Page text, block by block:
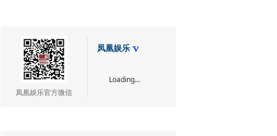
凤凰娱乐官方微信
凤凰娱乐
Loading...